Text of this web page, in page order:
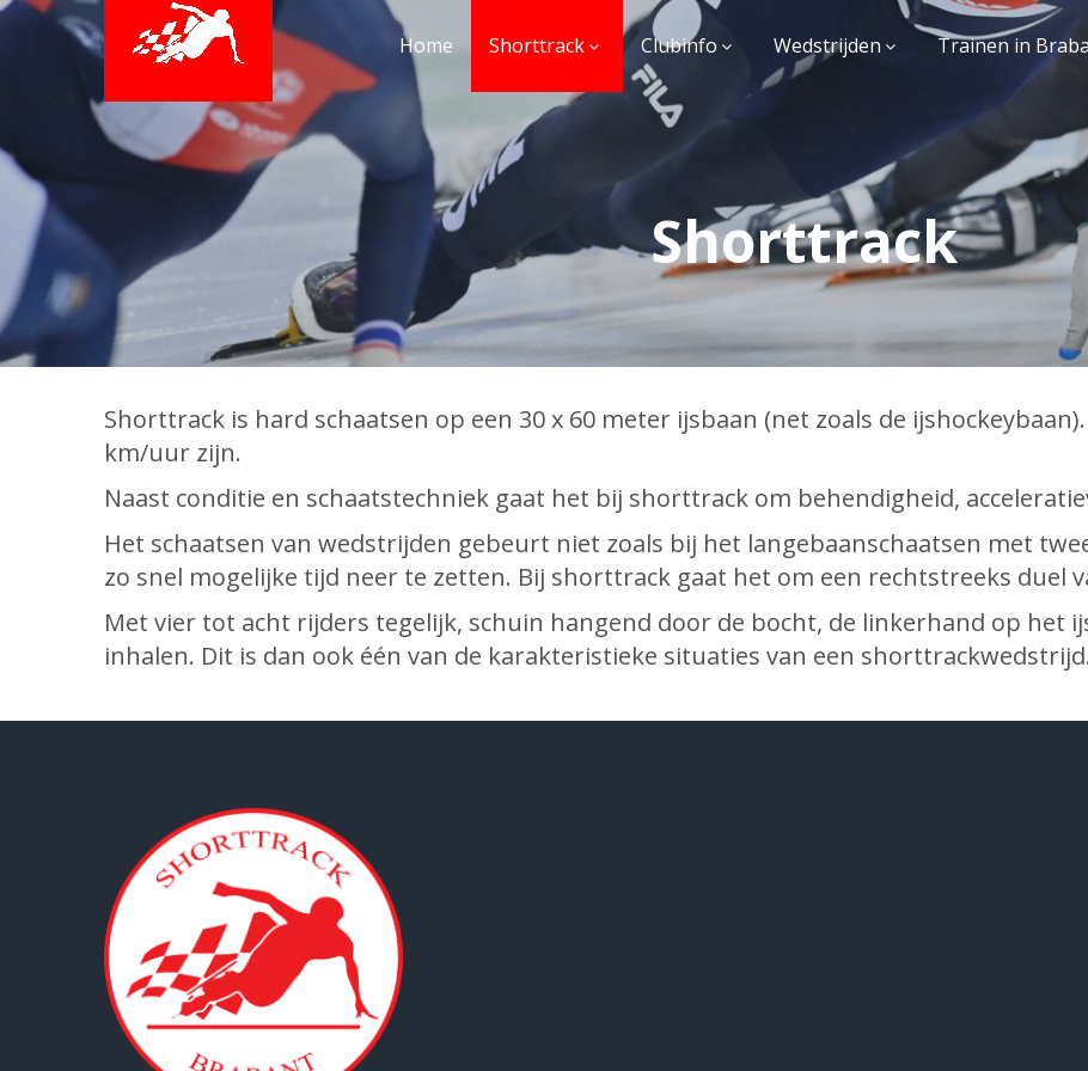
Home Shorttrack Clubinfo Wedstrijden Trainen in
Shorttrack
Shorttrack is hard schaatsen op een 30 x 60 meter ijsbaan (net zoals de
km/uur zijn.
Naast conditie en schaatstechniek gaat het bij shorttrack om behendigheid,
Het schaatsen van wedstrijden gebeurt niet zoals bij het langebaanschaatsen met
zo snel mogelijke tijd neer te zetten. Bij shorttrack gaat het om een rechtstreeks duel
Met vier tot acht rijders tegelijk, schuin hangend door de bocht, de linkerhand op het
inhalen. Dit is dan ook één van de karakteristieke situaties van een shorttrackwedstrijd.